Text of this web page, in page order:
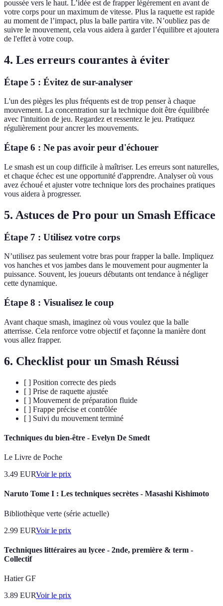
poussée vers le haut. L’idée est de frapper légèrement en avant de
votre corps pour un maximum de vitesse. Plus la raquette est rapide
au moment de l’impact, plus la balle partira vite. N’oubliez pas de
suivre le mouvement, cela vous aidera à garder l’équilibre et ajoutera
de l'effet à votre coup.
4. Les erreurs courantes à éviter
Étape 5 : Évitez de sur-analyser
L'un des pièges les plus fréquents est de trop penser à chaque
mouvement. La concentration sur la technique doit être équilibrée
avec l'intuition de jeu. Regardez et ressentez le jeu. Pratiquez
régulièrement pour ancrer les mouvements.
Étape 6 : Ne pas avoir peur d'échouer
Le smash est un coup difficile à maîtriser. Les erreurs sont naturelles,
et chaque échec est une opportunité d'apprendre. Analyser où vous
avez échoué et ajuster votre technique lors des prochaines pratiques
vous aidera à progresser.
5. Astuces de Pro pour un Smash Efficace
Étape 7 : Utilisez votre corps
N’utilisez pas seulement votre bras pour frapper la balle. Impliquez
vos hanches et vos jambes dans le mouvement pour augmenter la
puissance. Souvent, les joueurs débutants ont tendance à négliger
cette dynamique.
Étape 8 : Visualisez le coup
Avant chaque smash, imaginez où vous voulez que la balle
atterrisse. Cela renforce votre objectif et façonne la manière dont
vous allez frapper.
6. Checklist pour un Smash Réussi
[ ] Position correcte des pieds
[ ] Prise de raquette ajustée
[ ] Mouvement de préparation fluide
[ ] Frappe précise et contrôlée
[ ] Suivi du mouvement terminé
Techniques du bien-être - Evelyn De Smedt
Le Livre de Poche
3.49 EURVoir le prix
Naruto Tome I : Les techniques secrètes - Masashi Kishimoto
Bibliothèque verte (série actuelle)
2.99 EURVoir le prix
Techniques littéraires au lycee - 2nde, première & term -
Collectif
Hatier GF
3.89 EURVoir le prix